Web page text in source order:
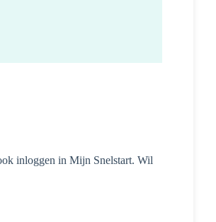
inloggen in Mijn Snelstart. Wil